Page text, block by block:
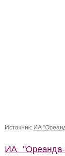
Источник: ИА
ИА "Ореанда-